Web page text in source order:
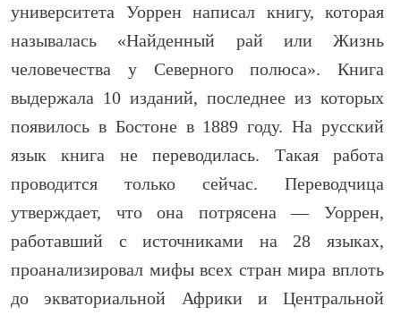
университета Уоррен написал книгу, которая
называлась «Найденный рай или Жизнь
человечества у Северного полюса». Книга
выдержала 10 изданий, последнее из которых
появилось в Бостоне в 1889 году. На русский
язык книга не переводилась. Такая работа
проводится только сейчас. Переводчица
утверждает, что она потрясена — Уоррен,
работавший с источниками на 28 языках,
проанализировал мифы всех стран мира вплоть
до экваториальной Африки и Центральной